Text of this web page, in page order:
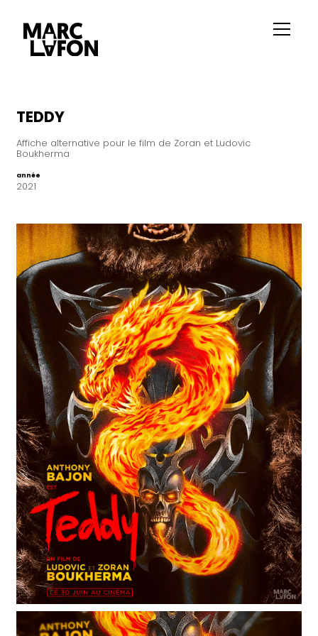
TEDDY
Affiche alternative pour le film de Zoran et Ludovic
Boukherma
année
2021